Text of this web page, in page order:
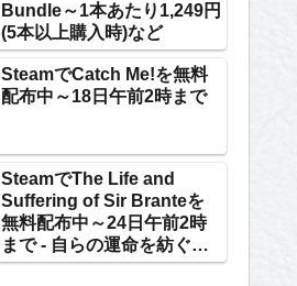
Bundle～1本あたり1,249円
(5本以上購入時)など
SteamでCatch Me!を無料
配布中～18日午前2時まで
SteamでThe Life and
Suffering of Sir Branteを
無料配布中～24日午前2時
まで - 自らの運命を紡ぐテ
キストRPG